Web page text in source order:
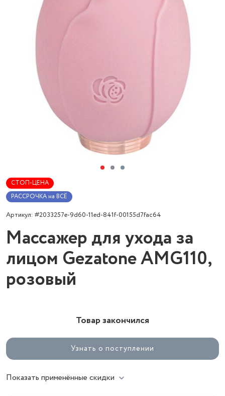
СТОП-ЦЕНА
РАССРОЧКА на ВСЁ
Артикул: #2033257e-9d60-11ed-841f-00155d7fac64
Массажер для ухода за
лицом Gezatone AMG110,
розовый
Товар закончился
Узнать о поступлении
Показать применённые скидки